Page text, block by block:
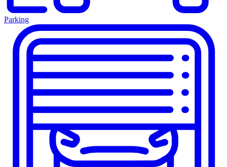
Parking